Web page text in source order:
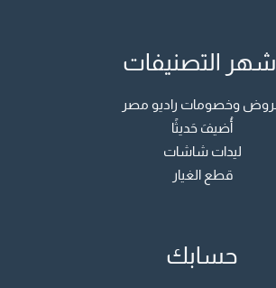
التصنيفات
وخصومات راديو مصر
أُضيفَ حَديثًا
ليدات شاشات
قطع الغيار
حسابك